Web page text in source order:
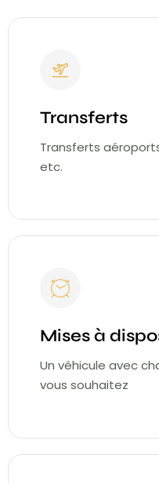
Transferts
Transferts
etc.
Mises à
Un véhicule avec
vous souhaitez